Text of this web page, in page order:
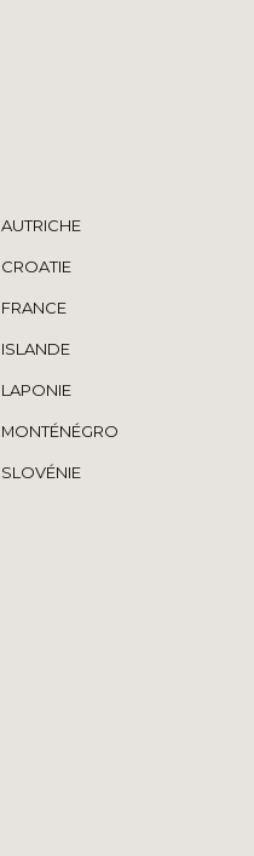
AUTRICHE
CROATIE
FRANCE
ISLANDE
LAPONIE
MONTÉNÉGRO
SLOVÉNIE